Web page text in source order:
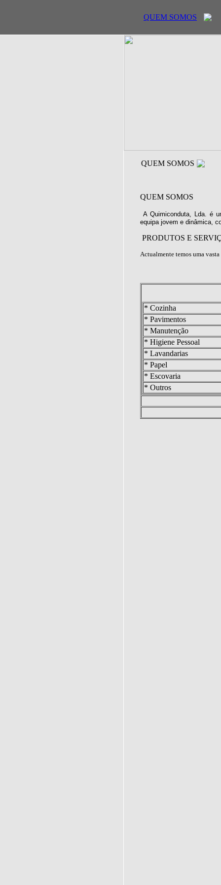
QUEM SOMOS
QUEM SOMOS
QUEM SOMOS
A Quimiconduta, Lda. é
equipa jovem e dinâmica,
PRODUTOS E
Actualmente temos uma
* Cozinha
* Pavimentos
* Manutenção
* Higiene Pessoal
* Lavandarias
* Papel
* Escovaria
* Outros